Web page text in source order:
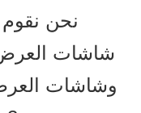
نحن نقوم
شاشات العرض
وشاشات العرض